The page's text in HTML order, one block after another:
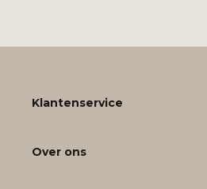
Klantenservice
Over ons